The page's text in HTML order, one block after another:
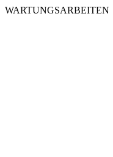
WARTUNGSARBEITEN